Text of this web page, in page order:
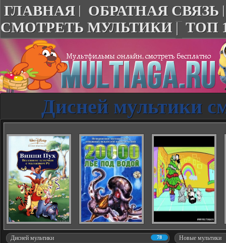
ГЛАВНАЯ | ОБРАТНАЯ СВЯЗЬ
СМОТРЕТЬ МУЛЬТИКИ| ТОП
Дисней мультики
78
Дисней мультики Новые мультики